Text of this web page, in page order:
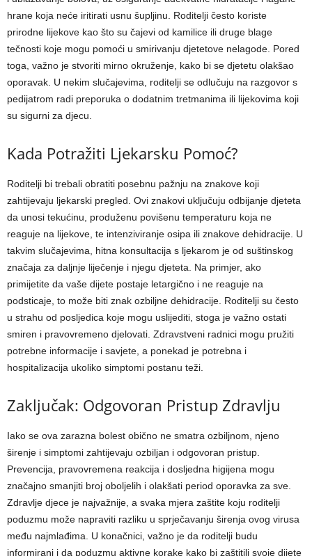
hrane koja neće iritirati usnu šupljinu. Roditelji često koriste
prirodne lijekove kao što su čajevi od kamilice ili druge blage
tečnosti koje mogu pomoći u smirivanju djetetove nelagode. Pored
toga, važno je stvoriti mirno okruženje, kako bi se djetetu olakšao
oporavak. U nekim slučajevima, roditelji se odlučuju na razgovor s
pedijatrom radi preporuka o dodatnim tretmanima ili lijekovima koji
su sigurni za djecu.
Kada Potražiti Ljekarsku Pomoć?
Roditelji bi trebali obratiti posebnu pažnju na znakove koji
zahtijevaju ljekarski pregled. Ovi znakovi uključuju odbijanje djeteta
da unosi tekućinu, produženu povišenu temperaturu koja ne
reaguje na lijekove, te intenziviranje osipa ili znakove dehidracije. U
takvim slučajevima, hitna konsultacija s ljekarom je od suštinskog
značaja za daljnje liječenje i njegu djeteta. Na primjer, ako
primijetite da vaše dijete postaje letargično i ne reaguje na
podsticaje, to može biti znak ozbiljne dehidracije. Roditelji su često
u strahu od posljedica koje mogu uslijediti, stoga je važno ostati
smiren i pravovremeno djelovati. Zdravstveni radnici mogu pružiti
potrebne informacije i savjete, a ponekad je potrebna i
hospitalizacija ukoliko simptomi postanu teži.
Zaključak: Odgovoran Pristup Zdravlju
Iako se ova zarazna bolest obično ne smatra ozbiljnom, njeno
širenje i simptomi zahtijevaju ozbiljan i odgovoran pristup.
Prevencija, pravovremena reakcija i dosljedna higijena mogu
značajno smanjiti broj oboljelih i olakšati period oporavka za sve.
Zdravlje djece je najvažnije, a svaka mjera zaštite koju roditelji
poduzmu može napraviti razliku u sprječavanju širenja ovog virusa
među najmlađima. U konačnici, važno je da roditelji budu
informirani i da poduzmu aktivne korake kako bi zaštitili svoje dijete